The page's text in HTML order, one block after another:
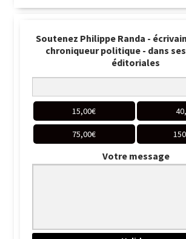
Soutenez Philippe Randa -
chroniqueur politique - dans
éditoriales
15,00€
75,00€
Votre message